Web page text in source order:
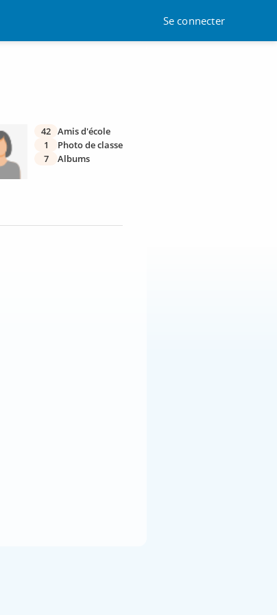
Se connecter
42 Amis d'école
1
Photo de classe
7
Albums